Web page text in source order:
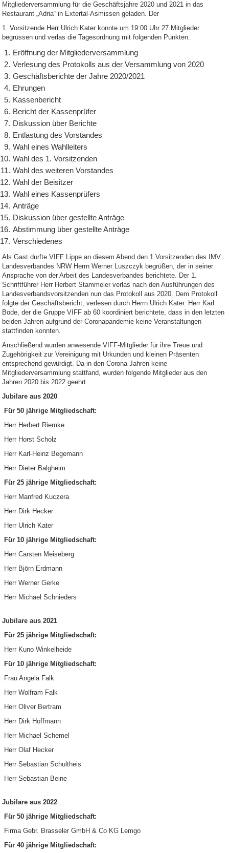
Mitgliederversammlung für die Geschäftsjahre 2020 und 2021 in das
Restaurant „Adria“ in Extertal-Asmissen geladen. Der
1. Vorsitzende Herr Ulrich Kater konnte um 19:00 Uhr 27 Mitglieder
begrüssen und verlas die Tagesordnung mit folgenden Punkten:
Eröffnung der Mitgliederversammlung
Verlesung des Protokolls aus der Versammlung von 2020
Geschäftsberichte der Jahre 2020/2021
Ehrungen
Kassenbericht
Bericht der Kassenprüfer
Diskussion über Berichte
Entlastung des Vorstandes
Wahl eines Wahlleiters
Wahl des 1. Vorsitzenden
Wahl des weiteren Vorstandes
Wahl der Beisitzer
Wahl eines Kassenprüfers
Anträge
Diskussion über gestellte Anträge
Abstimmung über gestellte Anträge
Verschiedenes
Als Gast durfte VIFF Lippe an diesem Abend den 1.Vorsitzenden des IMV
Landesverbandes NRW Herrn Werner Luszczyk begrüßen, der in seiner
Ansprache von der Arbeit des Landesverbandes berichtete. Der 1.
Schriftführer Herr Herbert Stammeier verlas nach den Ausführungen des
Landesverbandsvorsitzenden nun das Protokoll aus 2020. Dem Protokoll
folgte der Geschäftsbericht, verlesen durch Herrn Ulrich Kater. Herr Karl
Bode, der die Gruppe VIFF ab 60 koordiniert berichtete, dass in den letzten
beiden Jahren aufgrund der Coronapandemie keine Veranstaltungen
stattfinden konnten.
Anschließend wurden anwesende VIFF-Mitglieder für ihre Treue und
Zugehörigkeit zur Vereinigung mit Urkunden und kleinen Präsenten
entsprechend gewürdigt. Da in den Corona Jahren keine
Mitgliederversammlung stattfand, wurden folgende Mitglieder aus den
Jahren 2020 bis 2022 geehrt.
Jubilare aus 2020
Für 50 jährige Mitgliedschaft:
Herr Herbert Riemke
Herr Horst Scholz
Herr Karl-Heinz Begemann
Herr Dieter Balgheim
Für 25 jährige Mitgliedschaft:
Herr Manfred Kuczera
Herr Dirk Hecker
Herr Ulrich Kater
Für 10 jährige Mitgliedschaft:
Herr Carsten Meiseberg
Herr Björn Erdmann
Herr Werner Gerke
Herr Michael Schnieders
Jubilare aus 2021
Für 25 jährige Mitgliedschaft:
Herr Kuno Winkelheide
Für 10 jährige Mitgliedschaft:
Frau Angela Falk
Herr Wolfram Falk
Herr Oliver Bertram
Herr Dirk Hoffmann
Herr Michael Schemel
Herr Olaf Hecker
Herr Sebastian Schultheis
Herr Sebastian Beine
Jubilare aus 2022
Für 50 jährige Mitgliedschaft:
Firma Gebr. Brasseler GmbH & Co KG Lemgo
Für 40 jährige Mitgliedschaft: